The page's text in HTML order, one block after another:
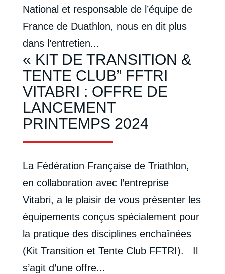
National et responsable de l’équipe de
France de Duathlon, nous en dit plus
dans l’entretien...
« KIT DE TRANSITION &
TENTE CLUB” FFTRI
VITABRI : OFFRE DE
LANCEMENT
PRINTEMPS 2024
La Fédération Française de Triathlon,
en collaboration avec l’entreprise
Vitabri, a le plaisir de vous présenter les
équipements conçus spécialement pour
la pratique des disciplines enchaînées
(Kit Transition et Tente Club FFTRI). Il
s’agit d’une offre...